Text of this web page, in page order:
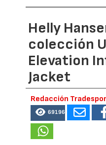
Helly
colección
Elevation
Jacket
Redacción
69196